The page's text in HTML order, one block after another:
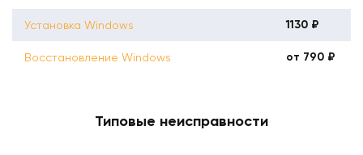
Установка Windows 1130 ₽
Восстановление Windows от 790 ₽
Типовые неисправности